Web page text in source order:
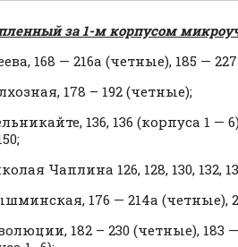
за 1-м корпусом
168 — 216а (четные), 185 —
178 – 192 (четные);
136, 136 (корпуса 1 —
Чаплина 126, 128, 130, 132,
176 — 214а (четные),
182 – 230 (четные), 183